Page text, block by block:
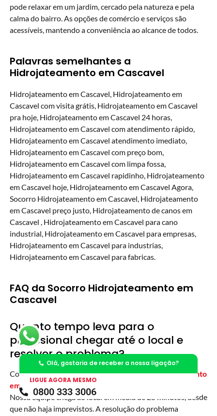
pode relaxar em um jardim, cercado pela natureza e pela
calma do bairro. As opções de comércio e serviços são
acessíveis, mantendo a conveniência ao alcance de todos.
Palavras semelhantes a
Hidrojateamento em Cascavel
Hidrojateamento em Cascavel, Hidrojateamento em
Cascavel com visita grátis, Hidrojateamento em Cascavel
pra hoje, Hidrojateamento em Cascavel 24 horas,
Hidrojateamento em Cascavel com atendimento rápido,
Hidrojateamento em Cascavel atendimento imediato,
Hidrojateamento em Cascavel com preço bom,
Hidrojateamento em Cascavel com limpa fossa,
Hidrojateamento em Cascavel rapidinho, Hidrojateamento
em Cascavel hoje, Hidrojateamento em Cascavel Agora,
Socorro Hidrojateamento em Cascavel, Hidrojateamento
em Cascavel preço justo, Hidrojateamento de canos em
Cascavel , Hidrojateamento em Cascavel para cano
industrial, Hidrojateamento em Cascavel para empresas,
Hidrojateamento em Cascavel para industrias,
Hidrojateamento em Cascavel para fabricas.
FAQ da Socorro Hidrojateamento em
Cascavel
Quanto tempo leva para o
profissional chegar até o local e
resolver o problema?
Com uma filial em cada bairro, na SocorroHidrojateamento
em Cascavelpriorizamos a agilidade no atendimento.
Nossa equipe chega ao local em média de 25 minutos, desde
que não haja imprevistos. A resolução do problema
Olá, gostaria de receber a nossa ligação?
LIGUE AGORA MESMO
0800 333 3006